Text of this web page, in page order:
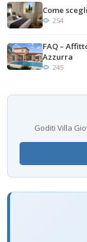
Come
254
FAQ –
Azzurra
245
Goditi Villa